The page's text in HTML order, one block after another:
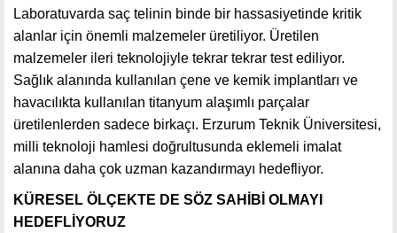
Laboratuvarda saç telinin binde bir hassasiyetinde kritik
alanlar için önemli malzemeler üretiliyor. Üretilen
malzemeler ileri teknolojiyle tekrar tekrar test ediliyor.
Sağlık alanında kullanılan çene ve kemik implantları ve
havacılıkta kullanılan titanyum alaşımlı parçalar
üretilenlerden sadece birkaçı. Erzurum Teknik Üniversitesi,
milli teknoloji hamlesi doğrultusunda eklemeli imalat
alanına daha çok uzman kazandırmayı hedefliyor.
KÜRESEL ÖLÇEKTE DE SÖZ SAHİBİ OLMAYI
HEDEFLİYORUZ